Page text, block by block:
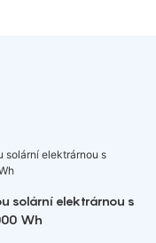
solární elektrárnou s
Wh